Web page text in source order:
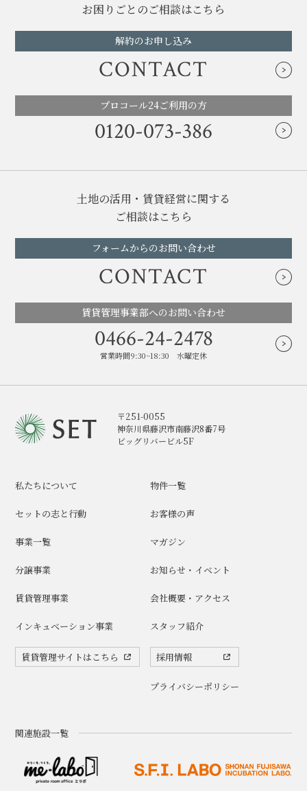
お困りごとのご相談はこちら
解約のお申し込み
CONTACT
プロコール24ご利用の方
0120-073-386
土地の活用・賃貸経営に関する
ご相談はこちら
フォームからのお問い合わせ
CONTACT
賃貸管理事業部へのお問い合わせ
0466-24-2478
営業時間9:30~18:30 水曜定休
〒251-0055
神奈川県藤沢市南藤沢8番7号
ビッグリバービル5F
私たちについて
セットの志と行動
事業一覧
分譲事業
賃貸管理事業
インキュベーション事業
賃貸管理サイトはこちら
物件一覧
お客様の声
マガジン
お知らせ・イベント
会社概要・アクセス
スタッフ紹介
採用情報
プライバシーポリシー
関連施設一覧